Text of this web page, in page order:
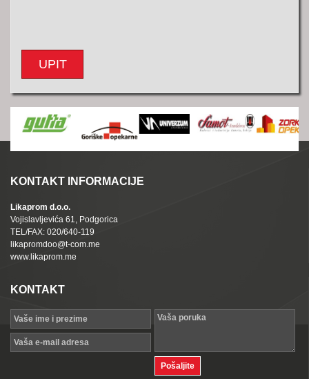
UPIT
KONTAKT INFORMACIJE
Likaprom d.o.o.
Vojislavljevića 61, Podgorica
TEL/FAX: 020/640-119
likapromdoo@t-com.me
www.likaprom.me
KONTAKT